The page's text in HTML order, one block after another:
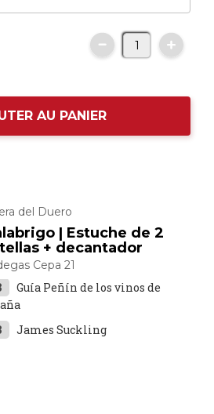
AU PANIER
del Duero
| Estuche de 2
+ decantador
Cepa 21
Guía Peñín de los vinos de
James Suckling